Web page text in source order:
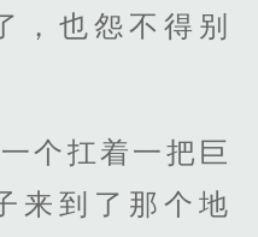
，也怨不得别
个扛着一把巨
来到了那个地